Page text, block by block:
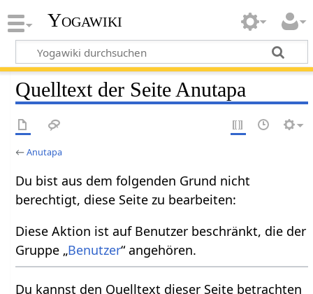
Yogawiki
Quelltext der Seite Anutapa
←Anutapa
Du bist aus dem folgenden Grund nicht
berechtigt, diese Seite zu bearbeiten:
Diese Aktion ist auf Benutzer beschränkt, die der
Gruppe „Benutzer“ angehören.
Du kannst den Quelltext dieser Seite betrachten